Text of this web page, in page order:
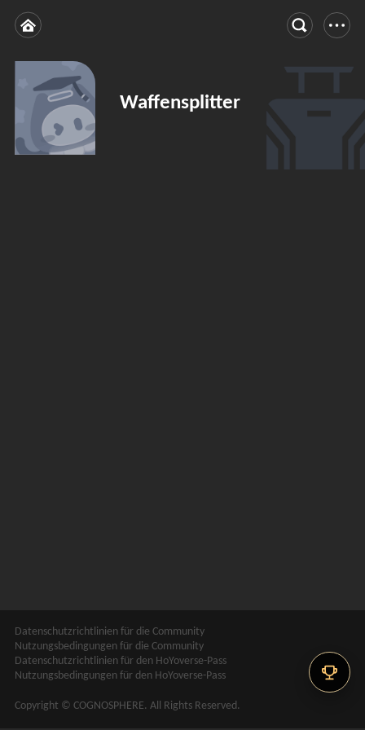
Waffensplitter
Datenschutzrichtlinien für die Community
Nutzungsbedingungen für die Community
Datenschutzrichtlinien für den HoYoverse-Pass
Nutzungsbedingungen für den HoYoverse-Pass
Copyright © COGNOSPHERE. All Rights Reserved.